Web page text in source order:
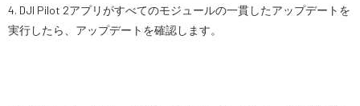
サポート・Q&A / 法人・学生のお客様
4. DJI Pilot 2アプリがすべてのモジュールの一貫したアップデートを
実行したら、アップデートを確認します。